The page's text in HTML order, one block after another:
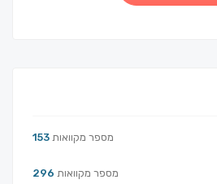
153 מספר מקוואות
296 מספר מקוואות